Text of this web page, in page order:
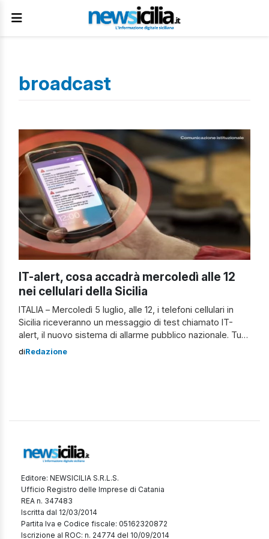
broadcast
IT-alert, cosa accadrà mercoledì alle 12
nei cellulari della Sicilia
ITALIA – Mercoledì 5 luglio, alle 12, i telefoni cellulari in
Sicilia riceveranno un messaggio di test chiamato IT-
alert, il nuovo sistema di allarme pubblico nazionale. Tutti
i dispositivi collegati alle celle di telefonia mobile
diRedazione
Editore: NEWSICILIA S.R.L.S.
Ufficio Registro delle Imprese di Catania
REA n. 347483
Iscritta dal 12/03/2014
Partita Iva e Codice fiscale: 05162320872
Iscrizione al ROC: n. 24774 del 10/09/2014